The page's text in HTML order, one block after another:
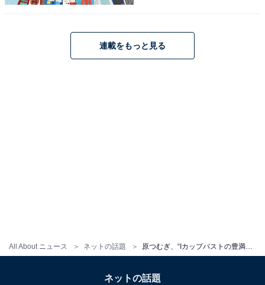
All About ニュース ネットの話題 原つむぎ、“Iカップバストの豊満ボディ”を大胆披露！ 『FRIDAY』最新号でグラビア披露
連載をもっと見る
ネットの話題